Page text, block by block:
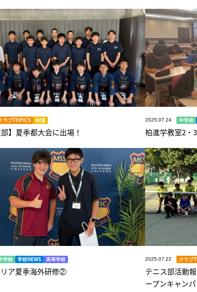
ラブTOPICS 剣道
部】夏季都大会に出場！
2025.07.24 中学校
柏進学教室2・
学校 学校NEWS 高等学校
ア夏季海外研修②
2025.07.22 クラブ
テニス部活動
ープンキャン